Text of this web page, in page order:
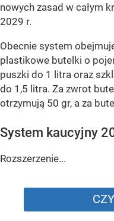
nowych zasad w całym
2029 r.
Obecnie system
plastikowe butelki o
puszki do 1 litra oraz
do 1,5 litra. Za zwrot
otrzymują 50 gr, a za
System kaucyjny
Rozszerzenie...